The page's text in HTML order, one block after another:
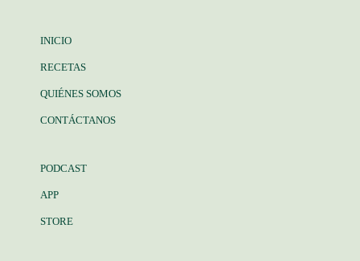
INICIO
RECETAS
QUIÉNES SOMOS
CONTÁCTANOS
PODCAST
APP
STORE